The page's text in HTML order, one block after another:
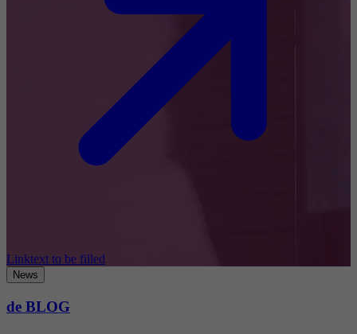
Linktext to be filled
News
de BLOG